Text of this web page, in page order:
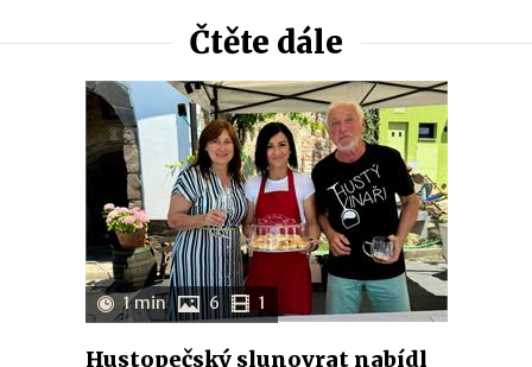
Čtěte dále
1 min 6 1
Hustopečský slunovrat nabídl